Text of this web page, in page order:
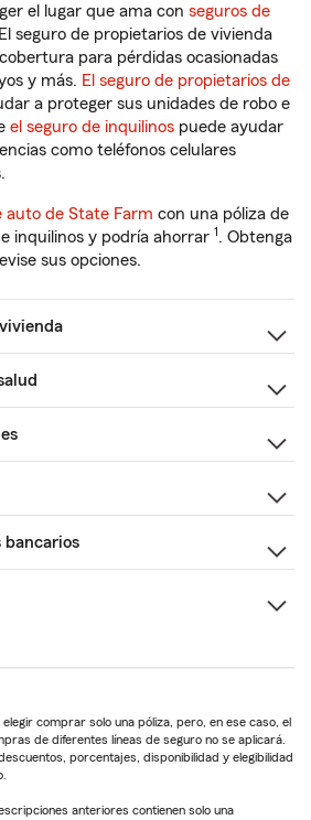
el lugar que ama con seguros de
seguro de propietarios de vivienda
para pérdidas ocasionadas
y más. El seguro de propietarios de
a proteger sus unidades de robo e
el seguro de inquilinos puede ayudar
como teléfonos celulares
auto de State Farm con una póliza de
inquilinos y podría ahorrar 1. Obtenga
sus opciones.
bancarios
comprar solo una póliza, pero, en ese caso, el
de diferentes líneas de seguro no se aplicará.
porcentajes, disponibilidad y elegibilidad
anteriores contienen solo una